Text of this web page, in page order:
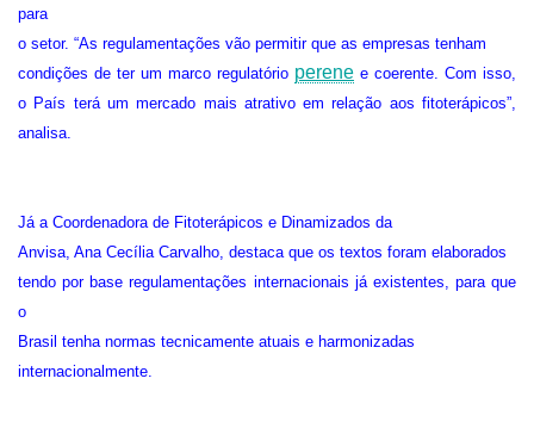
para
o setor. “As regulamentações vão permitir que as empresas tenham
condições de ter um marco regulatório perene e coerente. Com isso,
o País terá um mercado mais atrativo em relação aos fitoterápicos”,
analisa.
Já a Coordenadora de Fitoterápicos e Dinamizados da
Anvisa, Ana Cecília Carvalho, destaca que os textos foram elaborados
tendo por base regulamentações internacionais já existentes, para que
o
Brasil tenha normas tecnicamente atuais e harmonizadas
internacionalmente.